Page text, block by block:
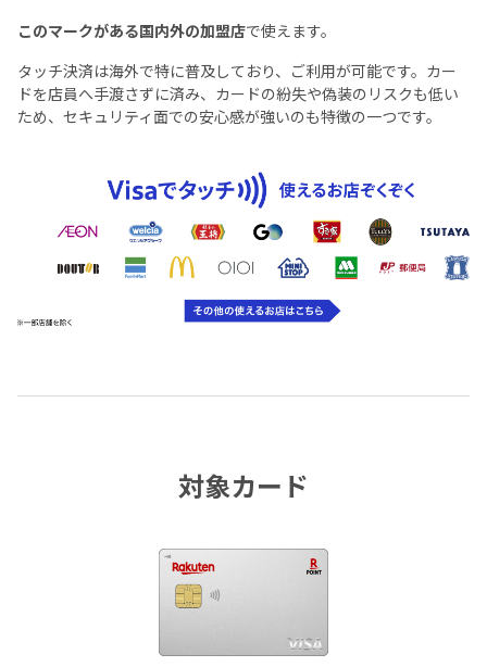
このマークがある国内外の加盟店で使えます。
タッチ決済は海外で特に普及しており、ご利用が可能です。カー
ドを店員へ手渡さずに済み、カードの紛失や偽装のリスクも低い
ため、セキュリティ面での安心感が強いのも特徴の一つです。
対象カード